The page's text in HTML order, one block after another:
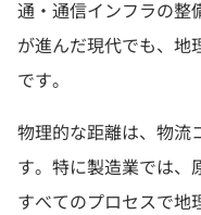
通・通信インフラの整
が進んだ現代でも、地
です。
物理的な距離は、物流
す。特に製造業では、
すべてのプロセスで地